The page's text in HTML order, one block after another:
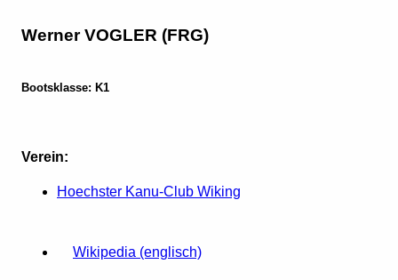
Werner VOGLER (FRG)
Bootsklasse: K1
Verein:
Hoechster Kanu-Club Wiking
Wikipedia (englisch)